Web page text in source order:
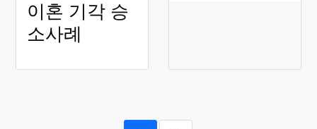
이혼 기각 승
소사례